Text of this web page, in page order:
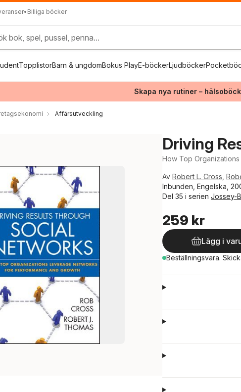
• Billiga böcker
bok, spel, pussel, penna...
TopplistorBarn & ungdomBokus PlayE-böckerLjudböcker
Skapa nya rutiner –
Affärsutveckling
Driving
How Top
Av Robert L. Cross
Inbunden, Engelska,
Del 35 i serien Jossey-
259 kr
Lägg i
Beställningsvara.